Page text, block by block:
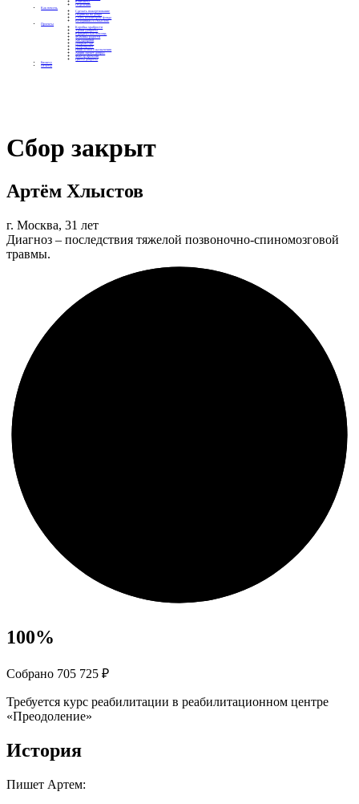
Контакты
Отделения
Как помочь
Сделать пожертвование
Подписка на добро
Стать волонтером фонда
Вечеринки со смыслом
Проекты
Коробка храбрости
Уроки Доброты
Юридическая помощь
Мамины радости
Автодобряки
Добрый торт
Добропробег
Няни особого назначения
Акция «Букет добра»
Фактор времени
Цветы доброты
Бизнесу
Отчеты
Сбор закрыт
Артём Хлыстов
г. Москва, 31 лет
Диагноз – последствия тяжелой позвоночно-спиномозговой
травмы.
100%
Собрано 705 725 ₽
Требуется курс реабилитации в реабилитационном центре
«Преодоление»
История
Пишет Артем: